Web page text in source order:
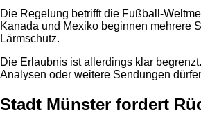
Die Regelung betrifft die Fußball-
Kanada und Mexiko beginnen mehrere
Lärmschutz.
Die Erlaubnis ist allerdings klar
Analysen oder weitere Sendungen
Stadt Münster fordert